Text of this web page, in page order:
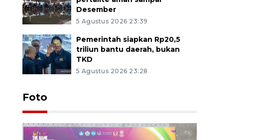
Desember
5 Agustus 2026 23:39
Pemerintah siapkan Rp20,5
triliun bantu daerah, bukan
TKD
5 Agustus 2026 23:28
Foto